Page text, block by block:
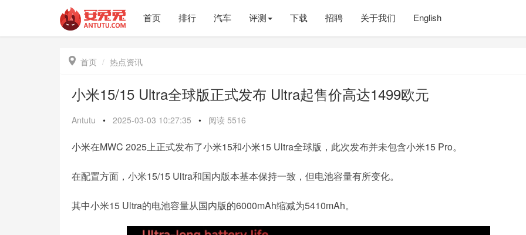
首页 排行 汽车 评测 下载 招聘 关于我们 English
 首页 热点资讯
小米15/15 Ultra全球版正式发布 Ultra起售价高达1499欧元
Antutu • 2025-03-03 10:27:35 • 阅读 5516
小米在MWC 2025上正式发布了小米15和小米15 Ultra全球版，此次发布并未包含小米15 Pro。
在配置方面，小米15/15 Ultra和国内版本基本保持一致，但电池容量有所变化。
其中小米15 Ultra的电池容量从国内版的6000mAh缩减为5410mAh。